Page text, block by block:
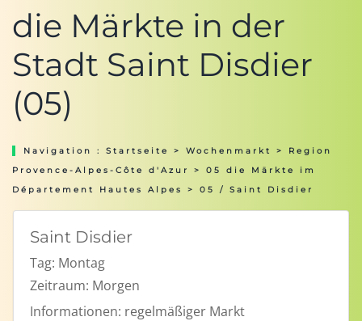
die Märkte in der
Stadt Saint Disdier
(05)
Navigation : Startseite > Wochenmarkt > Region
Provence-Alpes-Côte d'Azur
> 05 die Märkte im
Département Hautes Alpes
> 05 / Saint Disdier
Saint Disdier
Tag: Montag
Zeitraum: Morgen
Informationen: regelmäßiger Markt